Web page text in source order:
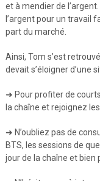
et à mendier de
l’argent pour un travail
part du marché.
Ainsi, Tom s’est
devait s’éloigner d’une
➜ Pour profiter de
la chaîne et rejoignez
➜ N’oubliez pas de
BTS, les sessions de
jour de la chaîne et bien